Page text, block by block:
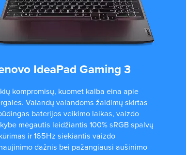
IdeaPad Gaming 3
kompromisų, kuomet kalba eina apie
Valandų valandoms žaidimų skirtas
baterijos veikimo laikas, vaizdo
mėgautis leidžiantis 100% sRGB spalvų
ir 165Hz siekiantis vaizdo
dažnis bei pažangiausi aušinimo